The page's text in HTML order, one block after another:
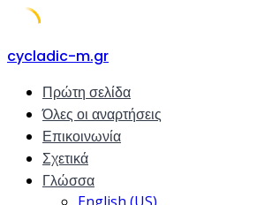
Skip
content
cycladic-m.gr
Πρώτη σελίδα
Όλες οι αναρτήσεις
Επικοινωνία
Σχετικά
Γλώσσα